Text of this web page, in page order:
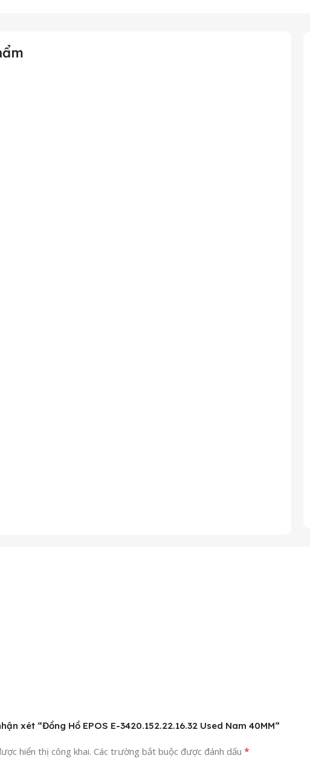
xét “Đồng Hồ EPOS E-3420.152.22.16.32 Used Nam 40MM”
hiển thị công khai. Các trường bắt buộc được đánh dấu *